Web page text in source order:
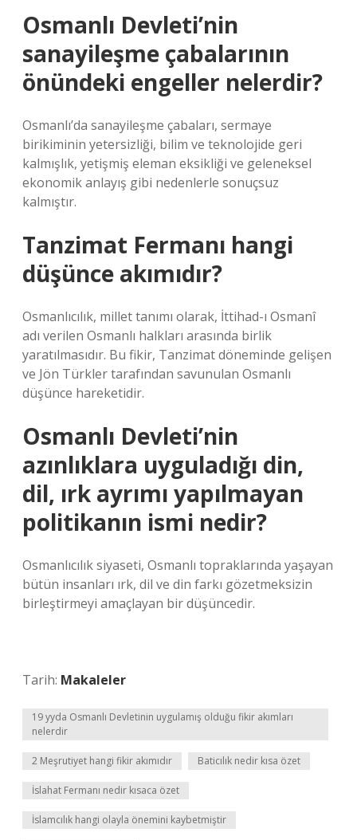
Osmanlı Devleti’nin
sanayileşme çabalarının
önündeki engeller nelerdir?
Osmanlı’da sanayileşme çabaları, sermaye
birikiminin yetersizliği, bilim ve teknolojide geri
kalmışlık, yetişmiş eleman eksikliği ve geleneksel
ekonomik anlayış gibi nedenlerle sonuçsuz
kalmıştır.
Tanzimat Fermanı hangi
düşünce akımıdır?
Osmanlıcılık, millet tanımı olarak, İttihad-ı Osmanî
adı verilen Osmanlı halkları arasında birlik
yaratılmasıdır. Bu fikir, Tanzimat döneminde gelişen
ve Jön Türkler tarafından savunulan Osmanlı
düşünce hareketidir.
Osmanlı Devleti’nin
azınlıklara uyguladığı din,
dil, ırk ayrımı yapılmayan
politikanın ismi nedir?
Osmanlıcılık siyaseti, Osmanlı topraklarında yaşayan
bütün insanları ırk, dil ve din farkı gözetmeksizin
birleştirmeyi amaçlayan bir düşüncedir.
Tarih: Makaleler
19 yyda Osmanlı Devletinin uygulamış olduğu fikir akımları
nelerdir
2 Meşrutiyet hangi fikir akımıdır Baticılık nedir kısa özet
İslahat Fermanı nedir kısaca özet
İslamcılık hangi olayla önemini kaybetmiştir